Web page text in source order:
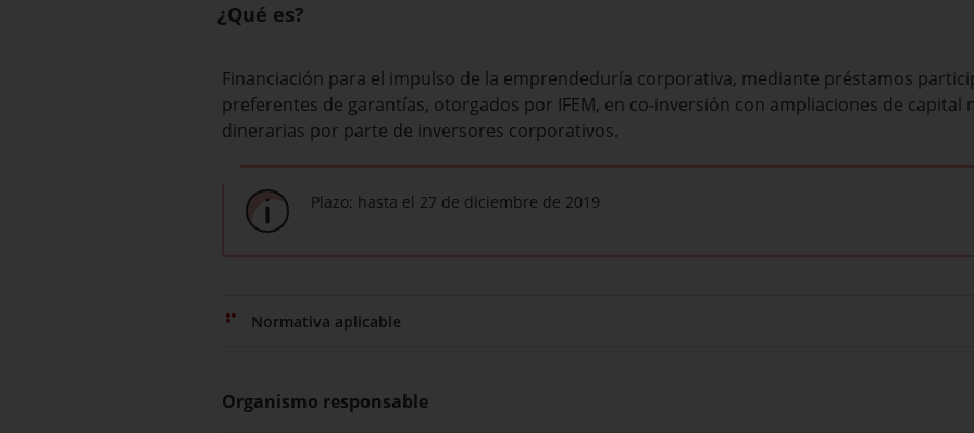
¿Qué es?
Financiación para el impulso de la emprendeduría corporativa, mediante préstamos
preferentes de garantías, otorgados por IFEM, en co-inversión con ampliaciones de capital
dinerarias por parte de inversores corporativos.
Plazo: hasta el 27 de diciembre de 2019
Normativa aplicable
Organismo responsable